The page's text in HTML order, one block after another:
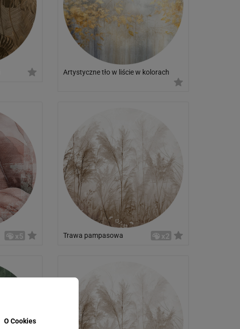
Artystyczne tło w liście w kolorach
x5 Trawa pampasowa x2
O Cookies